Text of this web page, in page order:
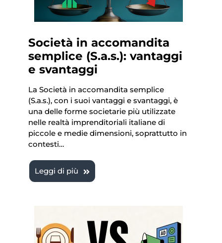
Società in accomandita
semplice (S.a.s.): vantaggi
e svantaggi
La Società in accomandita semplice
(S.a.s.), con i suoi vantaggi e svantaggi, è
una delle forme societarie più utilizzate
nelle realtà imprenditoriali italiane di
piccole e medie dimensioni, soprattutto in
contesti…
Leggi di più